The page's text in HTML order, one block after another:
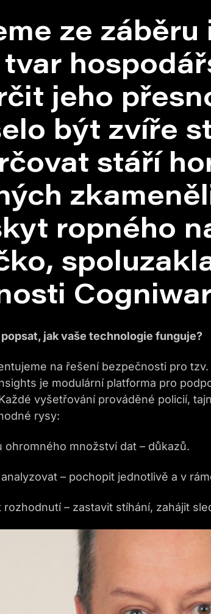
ze
jeho
být zvíře
stáří
ropného
jak vaše technologie funguje?
na řešení bezpečnosti pro
je modulární platforma pro
vyšetřování prováděné policií,
rysy:
ohromného množství dat – důkazů.
– pochopit jednotlivě a v
– zastavit stíhání, zahájit